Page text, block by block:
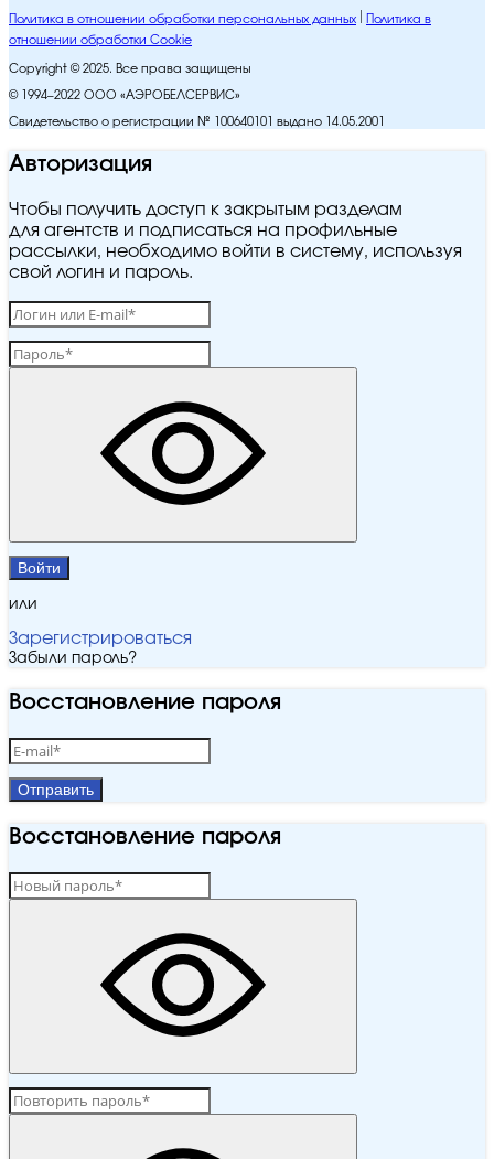
Политика в отношении обработки персональных данных
Политика в
отношении обработки Cookie
Copyright © 2025. Все права защищены
© 1994–2022 ООО «АЭРОБЕЛСЕРВИС»
Свидетельство о регистрации № 100640101 выдано 14.05.2001
Авторизация
Чтобы получить доступ к закрытым разделам
для агентств и подписаться на профильные
рассылки, необходимо войти в систему, используя
свой логин и пароль.
Войти
или
Зарегистрироваться
Забыли пароль?
Восстановление пароля
Отправить
Восстановление пароля